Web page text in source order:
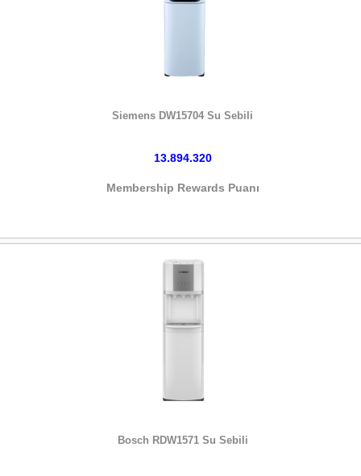
Siemens DW15704 Su Sebili
13.894.320
Membership Rewards Puanı
Bosch RDW1571 Su Sebili